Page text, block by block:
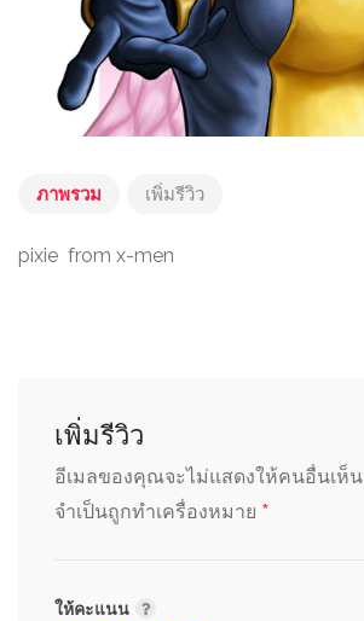
ภาพรวม เพิ่มรีวิว
pixie from x-men
เพิ่มรีวิว
อีเมลของคุณจะไม่แสดงให้คนอื่นเห็น
จำเป็นถูกทำเครื่องหมาย *
ให้คะแนน